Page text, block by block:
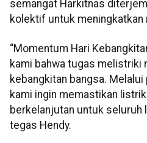
semangat Harkitnas
kolektif untuk meningkatkan
“Momentum Hari
kami bahwa tugas melistriki
kebangkitan bangsa.
kami ingin memastikan
berkelanjutan untuk seluruh
tegas Hendy.